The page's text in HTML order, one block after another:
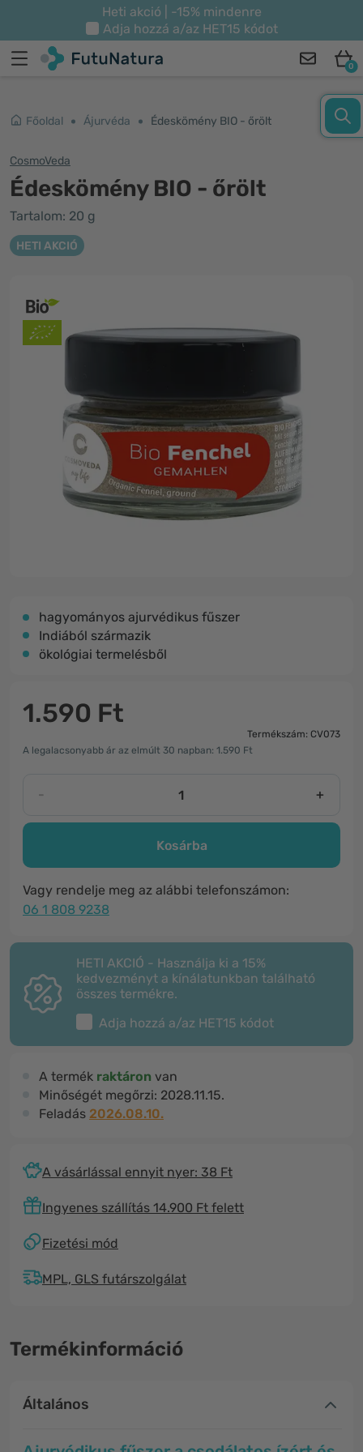
Heti akció | -15% mindenre
Adja hozzá a/az HET15 kódot
0
Főoldal Ájurvéda Édeskömény BIO - őrölt
CosmoVeda
Édeskömény BIO - őrölt
Tartalom: 20 g
HETI AKCIÓ
hagyományos ajurvédikus fűszer
Indiából származik
ökológiai termelésből
1.590 Ft
Termékszám: CV073
A legalacsonyabb ár az elmúlt 30 napban: 1.590 Ft
- +
Kosárba
Vagy rendelje meg az alábbi telefonszámon:
06 1 808 9238
HETI AKCIÓ - Használja ki a 15%
kedvezményt a kínálatunkban található
összes termékre.
Adja hozzá a/az HET15 kódot
A termék raktáron van
Minőségét megőrzi: 2028.11.15.
Feladás 2026.08.10.
A vásárlással ennyit nyer: 38 Ft
Ingyenes szállítás 14.900 Ft felett
Fizetési mód
MPL, GLS futárszolgálat
Termékinformáció
Általános